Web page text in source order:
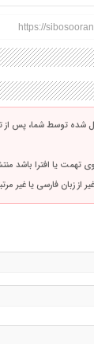
https://
شده توسط شما، پس از
تهمت یا افترا باشد
از زبان فارسی یا غیر